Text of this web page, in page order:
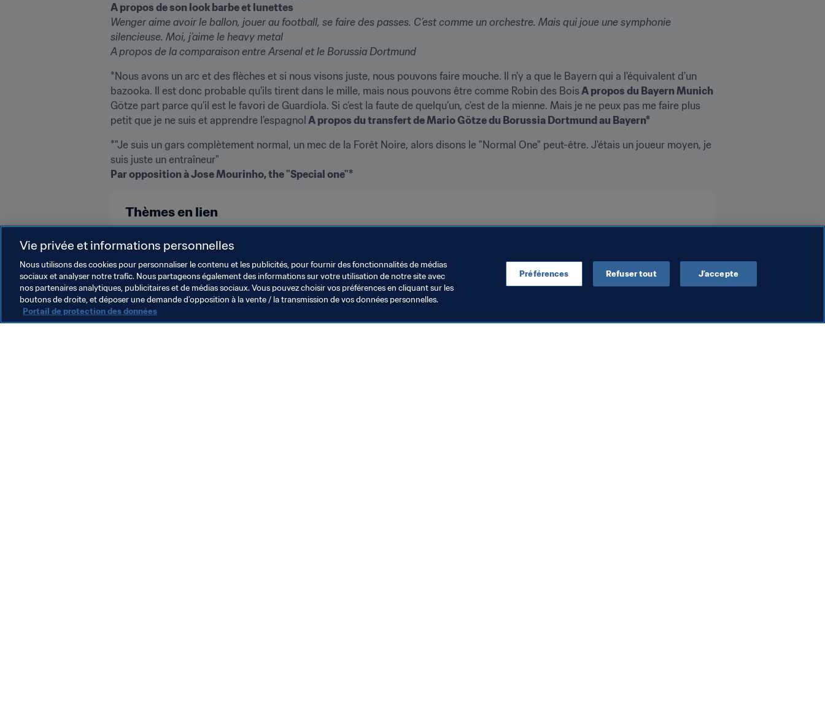
A propos de son look barbe et lunettes
Wenger aime avoir le ballon, jouer au football, se faire des passes. C’est comme un orchestre. Mais qui joue une symphonie
silencieuse. Moi, j’aime le heavy metal
A propos de la comparaison entre Arsenal et le Borussia Dortmund
*Nous avons un arc et des flèches et si nous visons juste, nous pouvons faire mouche. Il n'y a que le Bayern qui a l'équivalent d'un
bazooka. Il est donc probable qu'ils tirent dans le mille, mais nous pouvons être comme Robin des Bois
Götze part parce qu’il est le favori de Guardiola. Si c’est la faute de quelqu’un, c’est de la mienne. Mais je ne peux pas me faire plus
petit que je ne suis et apprendre l’espagnol A propos du transfert de Mario Götze du Borussia Dortmund au Bayern*
*"Je suis un gars complètement normal, un mec de la Forêt Noire, alors disons le "Normal One" peut-être. J'étais un joueur moyen, je
Par opposition à Jose Mourinho, the "Special one"*
Thèmes en lien
England Germany
Vie privée et informations personnelles
Nous utilisons des cookies pour personnaliser le contenu et les publicités, pour fournir des fonctionnalités de médias
sociaux et analyser notre trafic. Nous partageons également des informations sur votre utilisation de notre site avec
nos partenaires analytiques, publicitaires et de médias sociaux. Vous pouvez choisir vos préférences en cliquant sur les
boutons de droite, et déposer une demande d’opposition à la vente / la transmission de vos données personnelles.
Portail de protection des données
Préférences Refuser tout J’accepte